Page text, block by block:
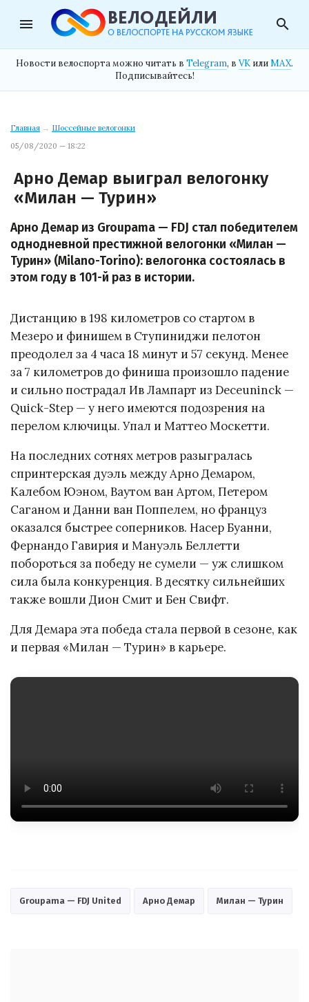
menu search
Новости велоспорта можно читать в Telegram, в VK илиMAX.
Подписывайтесь!
Главная → Шоссейные велогонки
05/08/2020 — 18:22
Арно Демар выиграл велогонку
«Милан — Турин»
Арно Демар из Groupama — FDJ стал победителем
однодневной престижной велогонки «Милан —
Турин» (Milano-Torino): велогонка состоялась в
этом году в 101-й раз в истории.
Дистанцию в 198 километров со стартом в
Мезеро и финишем в Ступиниджи пелотон
преодолел за 4 часа 18 минут и 57 секунд. Менее
за 7 километров до финиша произошло падение
и сильно пострадал Ив Лампарт из Deceuninck —
Quick-Step — у него имеются подозрения на
перелом ключицы. Упал и Маттео Москетти.
На последних сотнях метров разыгралась
спринтерская дуэль между Арно Демаром,
Калебом Юэном, Ваутом ван Артом, Петером
Саганом и Данни ван Поппелем, но француз
оказался быстрее соперников. Насер Буанни,
Фернандо Гавирия и Мануэль Беллетти
побороться за победу не сумели — уж слишком
сила была конкуренция. В десятку сильнейших
также вошли Дион Смит и Бен Свифт.
Для Демара эта победа стала первой в сезоне, как
и первая «Милан — Турин» в карьере.
Groupama — FDJ United Арно Демар Милан — Турин